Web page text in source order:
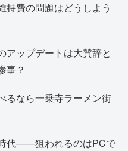
持費の問題はどうしよう
アップデートは大賛辞と
事？
るなら一乗寺ラーメン街
代——狙われるのはPCで